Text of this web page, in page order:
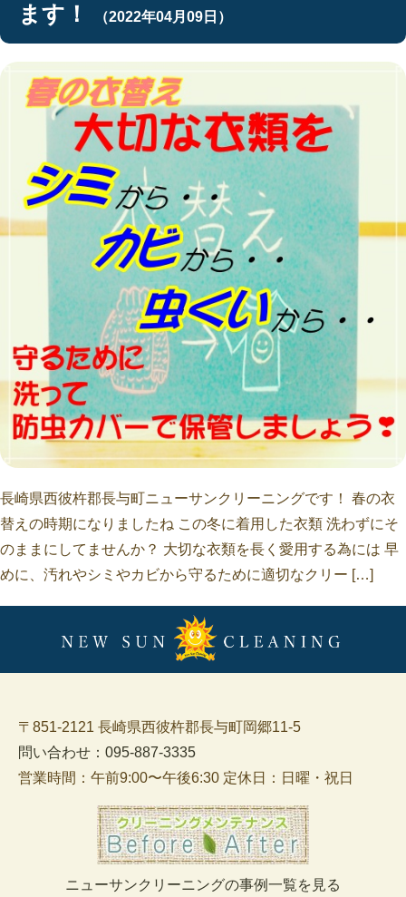
ます！
（2022年04月09日）
長崎県西彼杵郡長与町ニューサンクリーニングです！ 春の衣
替えの時期になりましたね この冬に着用した衣類 洗わずにそ
のままにしてませんか？ 大切な衣類を長く愛用する為には 早
めに、汚れやシミやカビから守るために適切なクリー […]
〒851-2121 長崎県西彼杵郡長与町岡郷11-5
問い合わせ：095-887-3335
営業時間：午前9:00〜午後6:30 定休日：日曜・祝日
ニューサンクリーニングの事例一覧を見る